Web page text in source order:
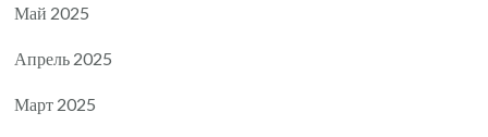
Май 2025
Апрель 2025
Март 2025